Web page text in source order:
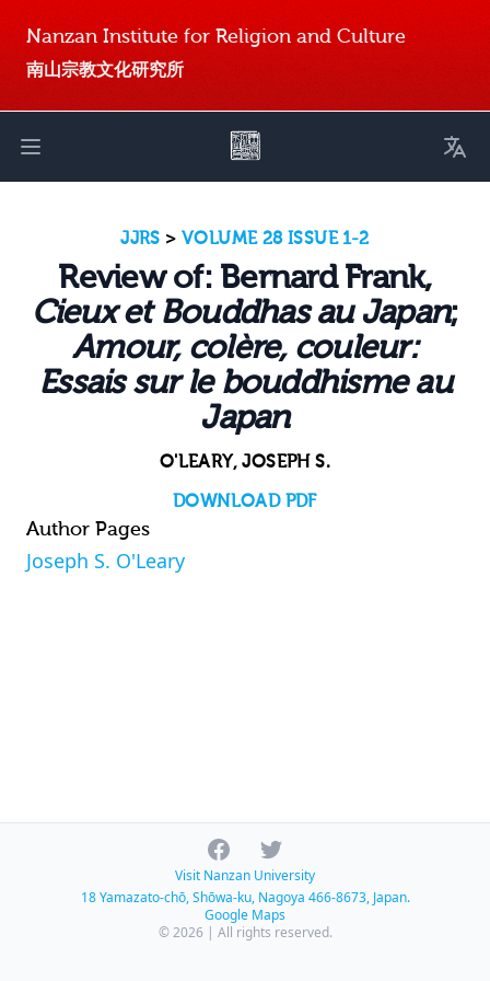
Nanzan Institute for Religion and Culture
南山宗教文化研究所
Open main menu
JJRS >VOLUME 28 ISSUE 1-2
Review of: Bernard Frank,
Cieux et Bouddhas au Japan;
Amour, colère, couleur:
Essais sur le bouddhisme au
Japan
O'LEARY, JOSEPH S.
DOWNLOAD PDF
Author Pages
Joseph S. O'Leary
FacebookTwitter
Visit Nanzan University
18 Yamazato-chō, Shōwa-ku, Nagoya 466-8673, Japan.
Google Maps
© 2026 | All rights reserved.